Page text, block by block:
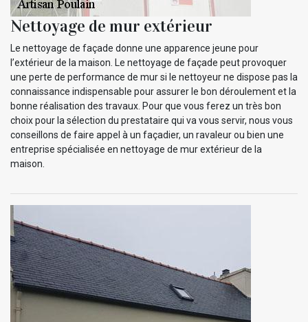
Nettoyage de mur extérieur
Le nettoyage de façade donne une apparence jeune pour
l’extérieur de la maison. Le nettoyage de façade peut provoquer
une perte de performance de mur si le nettoyeur ne dispose pas la
connaissance indispensable pour assurer le bon déroulement et la
bonne réalisation des travaux. Pour que vous ferez un très bon
choix pour la sélection du prestataire qui va vous servir, nous vous
conseillons de faire appel à un façadier, un ravaleur ou bien une
entreprise spécialisée en nettoyage de mur extérieur de la
maison.